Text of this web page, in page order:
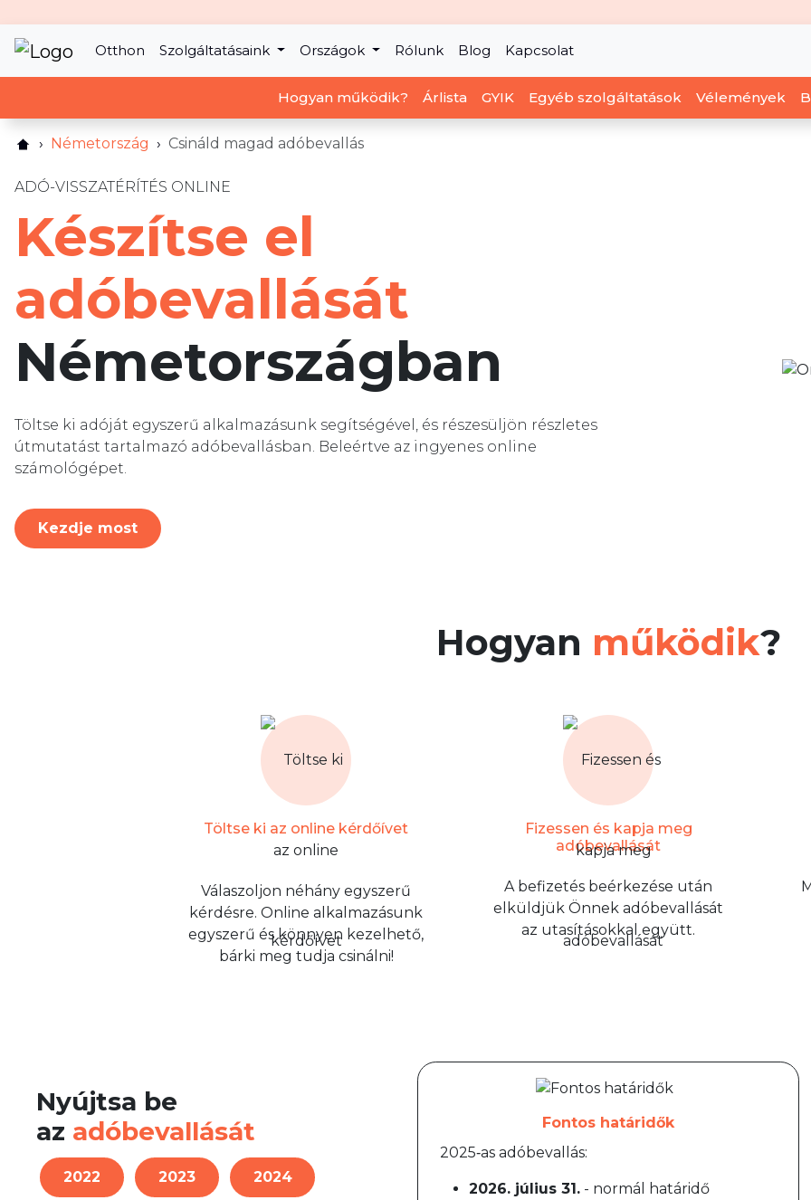
Otthon Szolgáltatásaink Országok Rólunk Blog Kapcsolat
Hogyan működik? Árlista GYIK Egyéb szolgáltatások Vélemények
Németország Csináld magad adóbevallás
ADÓ-VISSZATÉRÍTÉS ONLINE
Készítse el
adóbevallását
Németországban
Töltse ki adóját egyszerű alkalmazásunk segítségével, és részesüljön részletes
útmutatást tartalmazó adóbevallásban. Beleértve az ingyenes online
számológépet.
Kezdje most
Hogyan működik?
Töltse ki az online kérdőívet
Válaszoljon néhány egyszerű
kérdésre. Online alkalmazásunk
egyszerű és könnyen kezelhető,
bárki meg tudja csinálni!
Fizessen és kapja meg
adóbevallását
A befizetés beérkezése után
elküldjük Önnek adóbevallását
az utasításokkal együtt.
Nyújtsa be
az adóbevallását
2022 2023 2024
Fontos határidők
2025‑as adóbevallás:
2026. július 31. - normál határidő